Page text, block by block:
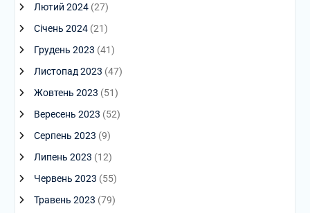
Лютий 2024(27)
Січень 2024(21)
Грудень 2023 (41)
Листопад 2023 (47)
Жовтень 2023 (51)
Вересень 2023 (52)
Серпень 2023 (9)
Липень 2023 (12)
Червень 2023 (55)
Травень 2023 (79)